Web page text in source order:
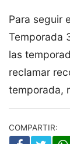
Para seguir
Temporada
las
reclamar
temporada,
COMPARTIR: